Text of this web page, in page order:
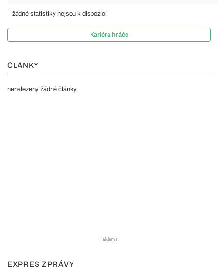
žádné statistiky nejsou k dispozici
Kariéra hráče
ČLÁNKY
nenalezeny žádné články
EXPRES ZPRÁVY